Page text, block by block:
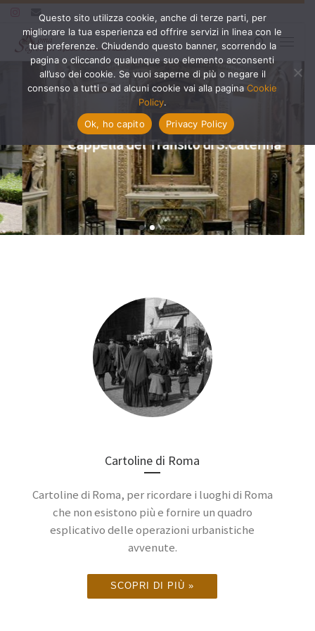
Passa al contenuto
Search
Cappella del Transito di S.Caterina
Cartoline di Roma
Cartoline di Roma, per ricordare i luoghi di Roma
che non esistono più e fornire un quadro
esplicativo delle operazioni urbanistiche
avvenute.
SCOPRI DI PIÙ »
Questo sito utilizza cookie, anche di terze parti, per
migliorare la tua esperienza ed offrire servizi in linea con le
tue preferenze. Chiudendo questo banner, scorrendo la
pagina o cliccando qualunque suo elemento acconsenti
all’uso dei cookie. Se vuoi saperne di più o negare il
consenso a tutti o ad alcuni cookie vai alla pagina Cookie
Policy.
Ok, ho capito
Privacy Policy